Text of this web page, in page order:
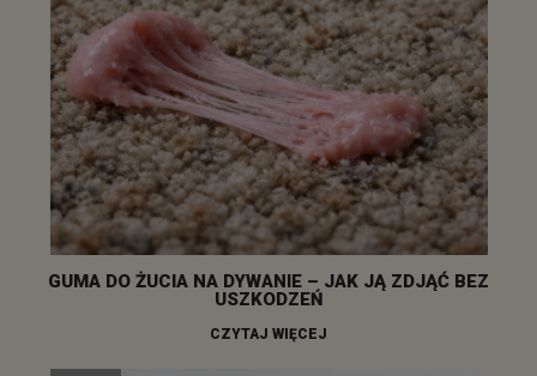
GUMA DO ŻUCIA NA DYWANIE – JAK JĄ ZDJĄĆ BEZ
USZKODZEŃ
CZYTAJ WIĘCEJ